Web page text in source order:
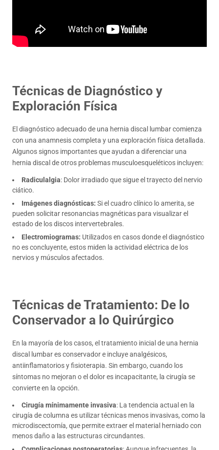
Técnicas de Diagnóstico y
Exploración Física
El diagnóstico adecuado de una hernia discal lumbar comienza
con una anamnesis completa y una exploración física detallada.
Algunos signos importantes que ayudan a diferenciar una
hernia discal de otros problemas musculoesqueléticos incluyen:
Radiculalgia: Dolor irradiado que sigue el trayecto del nervio
ciático.
Imágenes diagnósticas: Si el cuadro clínico lo amerita, se
pueden solicitar resonancias magnéticas para visualizar el
estado de los discos intervertebrales.
Electromiogramas: Utilizados en casos donde el diagnóstico
no es concluyente, estos miden la actividad eléctrica de los
nervios y músculos afectados.
Técnicas de Tratamiento: De lo
Conservador a lo Quirúrgico
En la mayoría de los casos, el tratamiento inicial de una hernia
discal lumbar es conservador e incluye analgésicos,
antiinflamatorios y fisioterapia. Sin embargo, cuando los
síntomas no mejoran o el dolor es incapacitante, la cirugía se
convierte en la opción.
Cirugía mínimamente invasiva: La tendencia actual en la
cirugía de columna es utilizar técnicas menos invasivas, como la
microdiscectomía, que permite extraer el material herniado con
menos daño a las estructuras circundantes.